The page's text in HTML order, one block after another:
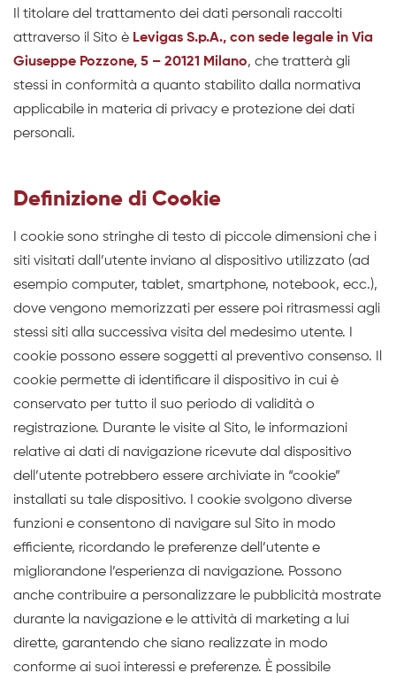
Il titolare del trattamento dei dati personali raccolti
attraverso il Sito è Levigas S.p.A., con sede legale in Via
Giuseppe Pozzone, 5 – 20121 Milano, che tratterà gli
stessi in conformità a quanto stabilito dalla normativa
applicabile in materia di privacy e protezione dei dati
personali.
Definizione di Cookie
I cookie sono stringhe di testo di piccole dimensioni che i
siti visitati dall’utente inviano al dispositivo utilizzato (ad
esempio computer, tablet, smartphone, notebook, ecc.),
dove vengono memorizzati per essere poi ritrasmessi agli
stessi siti alla successiva visita del medesimo utente. I
cookie possono essere soggetti al preventivo consenso. Il
cookie permette di identificare il dispositivo in cui è
conservato per tutto il suo periodo di validità o
registrazione. Durante le visite al Sito, le informazioni
relative ai dati di navigazione ricevute dal dispositivo
dell’utente potrebbero essere archiviate in “cookie”
installati su tale dispositivo. I cookie svolgono diverse
funzioni e consentono di navigare sul Sito in modo
efficiente, ricordando le preferenze dell’utente e
migliorandone l’esperienza di navigazione. Possono
anche contribuire a personalizzare le pubblicità mostrate
durante la navigazione e le attività di marketing a lui
dirette, garantendo che siano realizzate in modo
conforme ai suoi interessi e preferenze. È possibile